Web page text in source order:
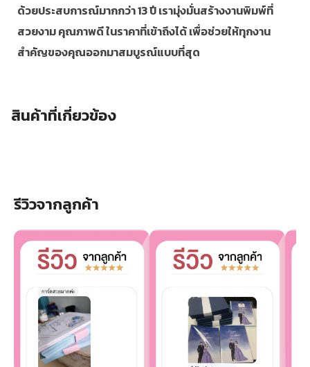
ด้วยประสบการณ์มากกว่า 13 ปี เรามุ่งมั่นสร้างงานพิมพ์ที่
สวยงาม คุณภาพดี ในราคาที่เข้าถึงได้ เพื่อช่วยให้ทุกงาน
สำคัญของคุณออกมาสมบูรณ์แบบที่สุด
สินค้าที่เกี่ยวข้อง
รีวิวจากลูกค้า